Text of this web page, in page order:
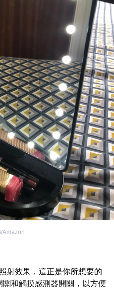
Amazon
射效果，這正是你所想要的
和觸摸感測器開關，以方便